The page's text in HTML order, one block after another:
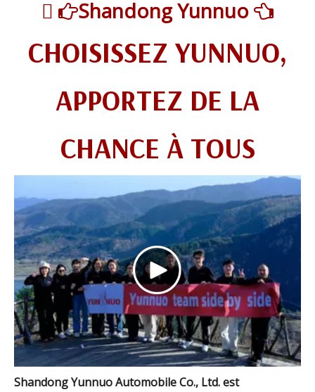
 Shandong Yunnuo 
CHOISISSEZ YUNNUO,
APPORTEZ DE LA
CHANCE À TOUS
Shandong Yunnuo Automobile Co., Ltd. est